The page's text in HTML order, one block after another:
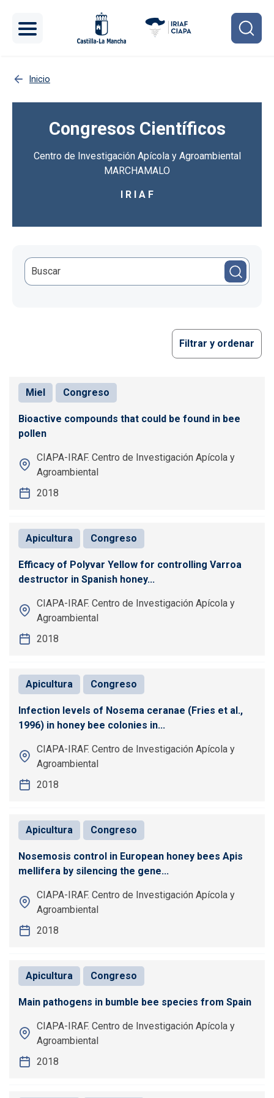
Inicio
Congresos Científicos
Centro de Investigación Apícola y Agroambiental
MARCHAMALO
I R I A F
Filtrar y ordenar
Miel Congreso
Bioactive compounds that could be found in bee
pollen
CIAPA-IRAF. Centro de Investigación Apícola y
Agroambiental
2018
Apicultura Congreso
Efficacy of Polyvar Yellow for controlling Varroa
destructor in Spanish honey...
CIAPA-IRAF. Centro de Investigación Apícola y
Agroambiental
2018
Apicultura Congreso
Infection levels of Nosema ceranae (Fries et al.,
1996) in honey bee colonies in...
CIAPA-IRAF. Centro de Investigación Apícola y
Agroambiental
2018
Apicultura Congreso
Nosemosis control in European honey bees Apis
mellifera by silencing the gene...
CIAPA-IRAF. Centro de Investigación Apícola y
Agroambiental
2018
Apicultura Congreso
Main pathogens in bumble bee species from Spain
CIAPA-IRAF. Centro de Investigación Apícola y
Agroambiental
2018